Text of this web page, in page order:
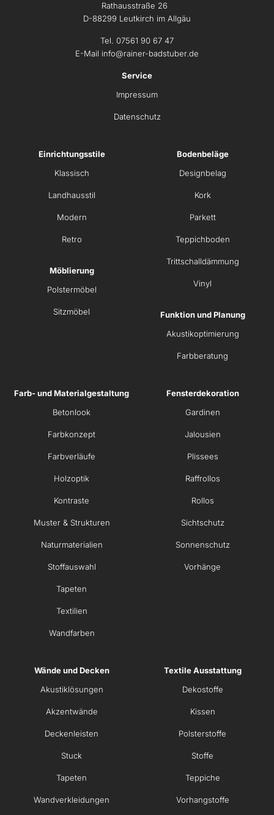
Rathausstraße 26
D-88299 Leutkirch im Allgäu
Tel. 07561 90 67 47
E-Mail info@rainer-badstuber.de
Service
Impressum
Datenschutz
Einrichtungsstile
Klassisch
Landhausstil
Modern
Retro
Möblierung
Polstermöbel
Sitzmöbel
Bodenbeläge
Designbelag
Kork
Parkett
Teppichboden
Trittschalldämmung
Vinyl
Funktion und Planung
Akustikoptimierung
Farbberatung
Farb- und Materialgestaltung
Betonlook
Farbkonzept
Farbverläufe
Holzoptik
Kontraste
Muster & Strukturen
Naturmaterialien
Stoffauswahl
Tapeten
Textilien
Wandfarben
Fensterdekoration
Gardinen
Jalousien
Plissees
Raffrollos
Rollos
Sichtschutz
Sonnenschutz
Vorhänge
Wände und Decken
Akustiklösungen
Akzentwände
Deckenleisten
Stuck
Tapeten
Wandverkleidungen
Textile Ausstattung
Dekostoffe
Kissen
Polsterstoffe
Stoffe
Teppiche
Vorhangstoffe